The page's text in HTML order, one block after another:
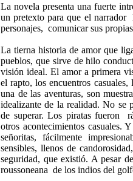
La novela presenta una fuerte
un pretexto para que el narrador
personajes, comunicar sus
La tierna historia de amor que
pueblos, que sirve de hilo
visión ideal. El amor a primera
el rapto, los encuentros casuales,
una de las aventuras, son
idealizante de la realidad. No se
de superar. Los piratas fueron
otros acontecimientos casuales.
señoritas, fácilmente
sensibles, llenos de
seguridad, que existió. A pesar
roussoneana de los indios del